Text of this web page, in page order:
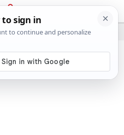
PRIJAVA